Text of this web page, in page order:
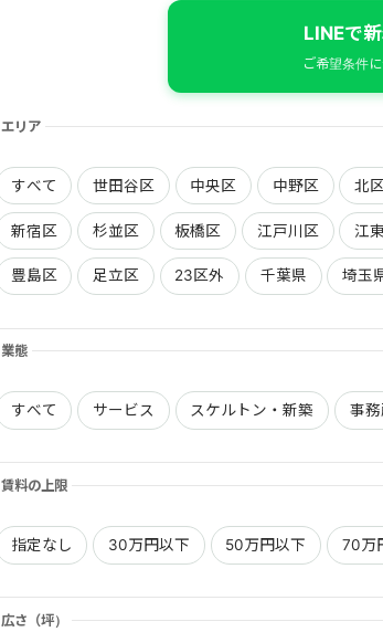
LINEで
ご希望条件
エリア
すべて 世田谷区 中央区 中野区 北区
新宿区 杉並区 板橋区 江戸川区 江
豊島区 足立区 23区外 千葉県 埼玉
業態
すべて サービス スケルトン・新築 事
賃料の上限
指定なし 30万円以下 50万円以下 70万
広さ（坪）